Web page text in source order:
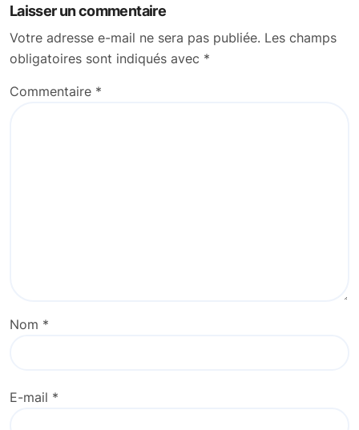
Laisser un commentaire
Votre adresse e-mail ne sera pas publiée. Les champs
obligatoires sont indiqués avec *
Commentaire *
Nom *
E-mail *